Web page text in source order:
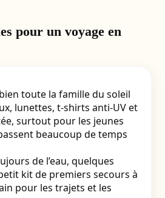
pour un voyage en
toute la famille du soleil
lunettes, t-shirts anti-UV et
surtout pour les jeunes
beaucoup de temps
de l’eau, quelques
kit de premiers secours à
pour les trajets et les